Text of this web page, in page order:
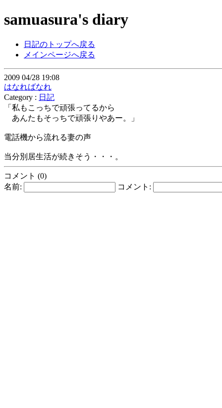
samuasura's diary
日記のトップへ戻る
メインページへ戻る
2009 04/28 19:08
はなればなれ
Category : 日記
「私もこっちで頑張ってるから
あんたもそっちで頑張りやあー。」
電話機から流れる妻の声
当分別居生活が続きそう・・・。
コメント (0)
名前:
コメント: